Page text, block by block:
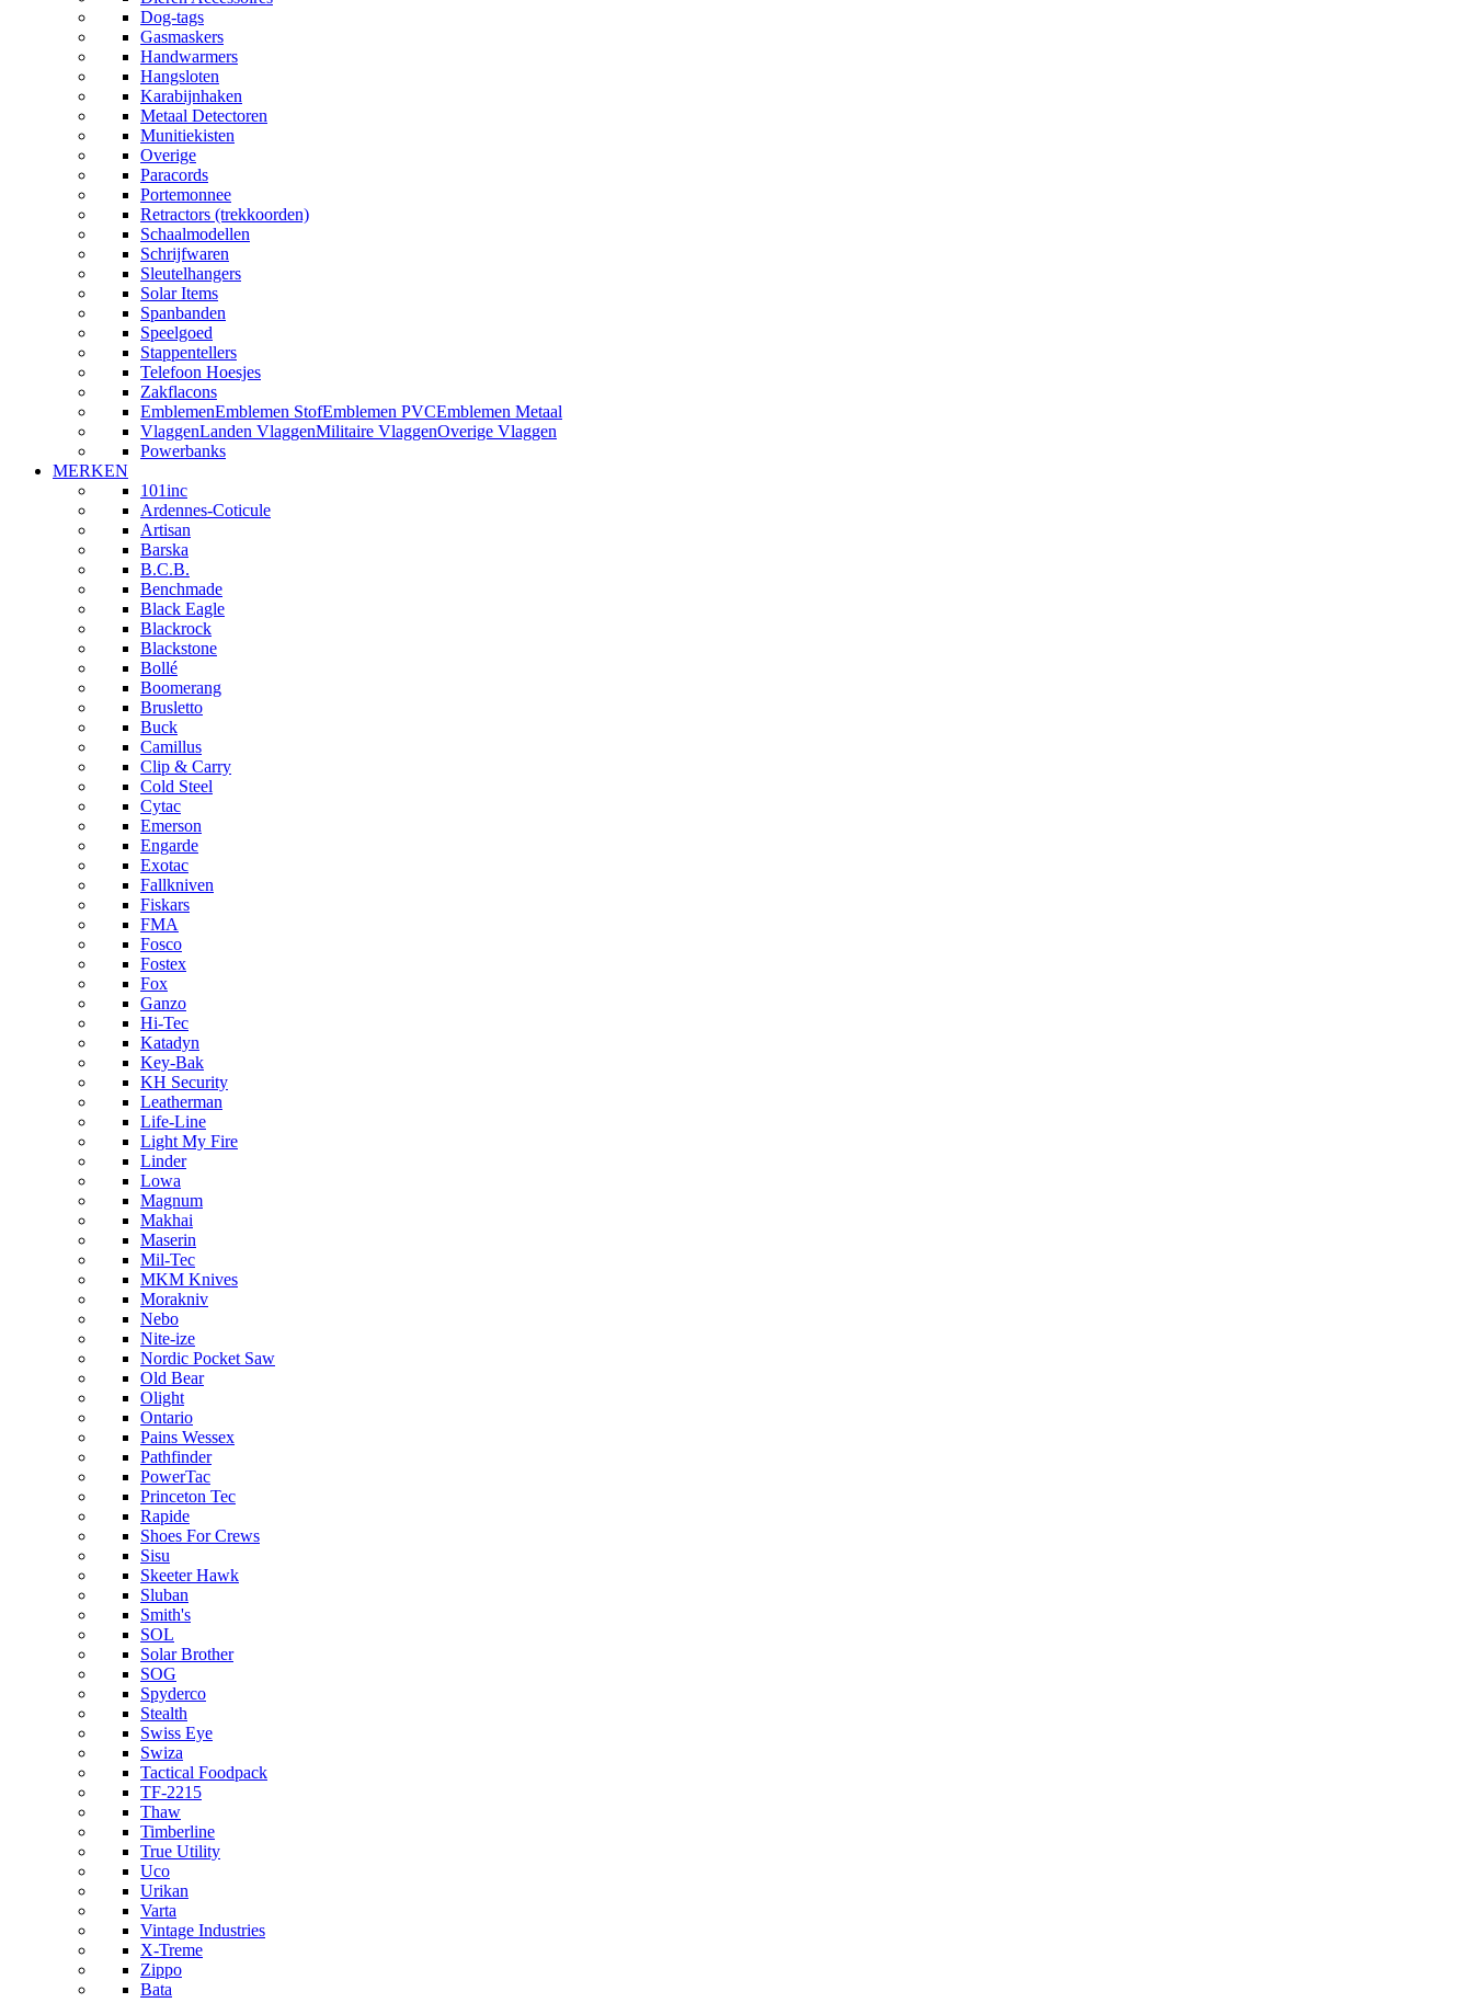
Dog-tags
Gasmaskers
Handwarmers
Hangsloten
Karabijnhaken
Metaal Detectoren
Munitiekisten
Overige
Paracords
Portemonnee
Retractors (trekkoorden)
Schaalmodellen
Schrijfwaren
Sleutelhangers
Solar Items
Spanbanden
Speelgoed
Stappentellers
Telefoon Hoesjes
Zakflacons
EmblemenEmblemen StofEmblemen PVCEmblemen Metaal
VlaggenLanden VlaggenMilitaire VlaggenOverige Vlaggen
Powerbanks
MERKEN
101inc
Ardennes-Coticule
Artisan
Barska
B.C.B.
Benchmade
Black Eagle
Blackrock
Blackstone
Bollé
Boomerang
Brusletto
Buck
Camillus
Clip & Carry
Cold Steel
Cytac
Emerson
Engarde
Exotac
Fallkniven
Fiskars
FMA
Fosco
Fostex
Fox
Ganzo
Hi-Tec
Katadyn
Key-Bak
KH Security
Leatherman
Life-Line
Light My Fire
Linder
Lowa
Magnum
Makhai
Maserin
Mil-Tec
MKM Knives
Morakniv
Nebo
Nite-ize
Nordic Pocket Saw
Old Bear
Olight
Ontario
Pains Wessex
Pathfinder
PowerTac
Princeton Tec
Rapide
Shoes For Crews
Sisu
Skeeter Hawk
Sluban
Smith's
SOL
Solar Brother
SOG
Spyderco
Stealth
Swiss Eye
Swiza
Tactical Foodpack
TF-2215
Thaw
Timberline
True Utility
Uco
Urikan
Varta
Vintage Industries
X-Treme
Zippo
Bata